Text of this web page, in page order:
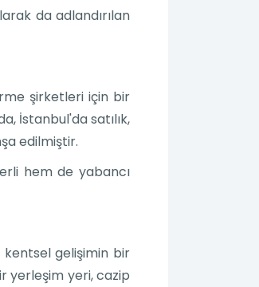
da adlandırılan
şirketleri için bir
İstanbul'da satılık,
edilmiştir.
hem de yabancı
kentsel gelişimin bir
yerleşim yeri, cazip